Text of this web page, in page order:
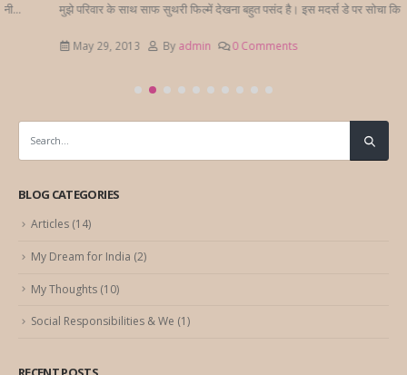
मुझे परिवार के साथ साफ सुथरी फिल्में देखना बहुत पसंद है। इस मदर्स डे पर सोचा कि क्यों न...
May 29, 2013 Byadmin 0 Comments
BLOG CATEGORIES
Articles (14)
My Dream for India (2)
My Thoughts (10)
Social Responsibilities & We (1)